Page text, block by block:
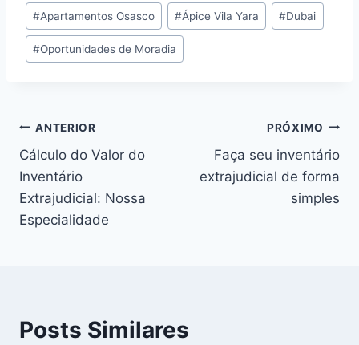
#Apartamentos Osasco #Ápice Vila Yara #Dubai
#Oportunidades de Moradia
ANTERIOR
Cálculo do Valor do
Inventário
Extrajudicial: Nossa
Especialidade
PRÓXIMO
Faça seu inventário
extrajudicial de forma
simples
Posts Similares